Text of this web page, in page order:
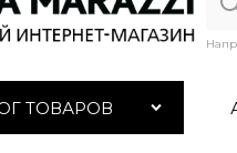
ТОВАРОВ